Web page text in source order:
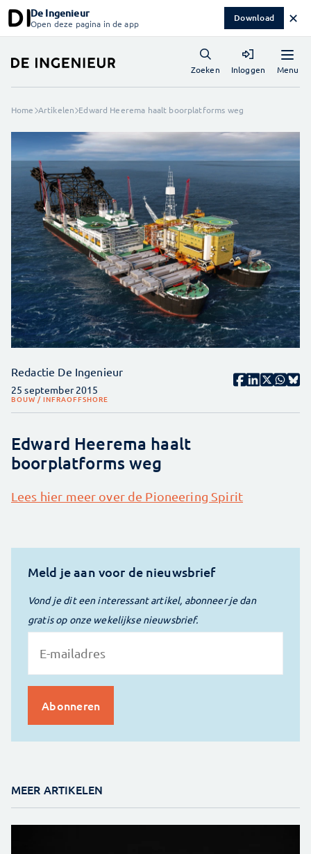
De Ingenieur
Open deze pagina in de app Download ✕
Menu
Zoeken Inloggen
Home Artikelen Edward Heerema haalt boorplatforms weg
Redactie De Ingenieur
25 september 2015
BOUW / INFRAOFFSHORE
Edward Heerema haalt
boorplatforms weg
Lees hier meer over de Pioneering Spirit
Meld je aan voor de nieuwsbrief
Vond je dit een interessant artikel, abonneer je dan
gratis op onze wekelijkse nieuwsbrief.
MEER ARTIKELEN